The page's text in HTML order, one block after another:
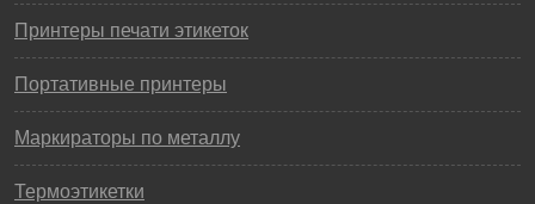
Принтеры печати этикеток
Портативные принтеры
Маркираторы по металлу
Термоэтикетки